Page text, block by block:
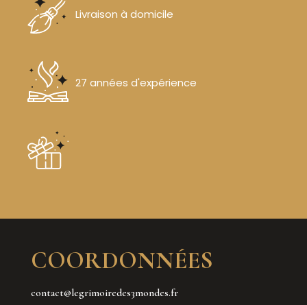
Livraison à domicile
27 années d'expérience
COORDONNÉES
contact@legrimoiredes3mondes.fr